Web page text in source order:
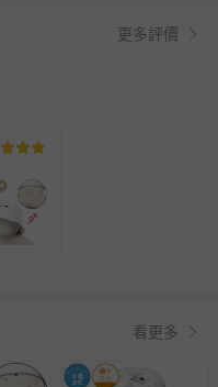
更多評價
看更多